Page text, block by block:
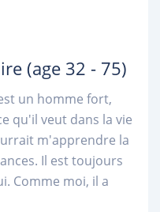
(age 32 - 75)
un homme fort,
qu'il veut dans la vie
m'apprendre la
Il est toujours
Comme moi, il a